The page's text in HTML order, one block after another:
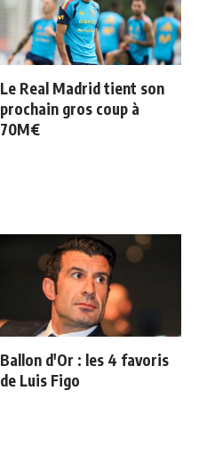
Le Real Madrid tient son
prochain gros coup à
70M€
Ballon d'Or : les 4 favoris
de Luis Figo